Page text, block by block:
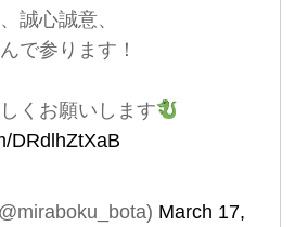
誠心誠意、
で参ります！
くお願いします
DRdlhZtXaB
March 17,